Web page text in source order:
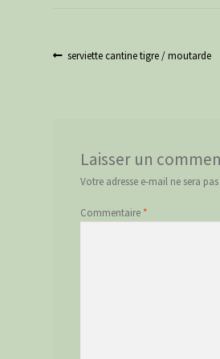
Navigation
Article
serviette cantine tigre / moutarde
Laisser un
Votre adresse e-mail ne sera
Commentaire *